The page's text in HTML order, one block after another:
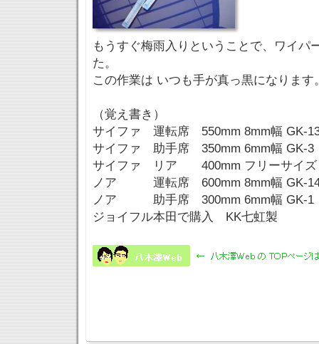
もうすぐ梅雨入りということで、ワイパ
た。
この作業は いつも手が真っ黒になります
（覚え書き）
サイファ 運転席 550mm 8mm幅 GK-
サイファ 助手席 350mm 6mm幅 GK-3
サイファ リア 400mm フリーサイズ
ノア 運転席 600mm 8mm幅 GK-
ノア 助手席 300mm 6mm幅 GK-1
ジョイフル本田で購入 KK七虹製